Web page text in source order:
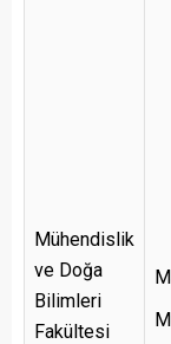
Mühendislik
ve Doğa
Bilimleri
Fakültesi